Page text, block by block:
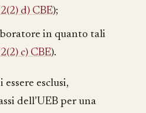
d) CBE);
in quanto tali
c) CBE).
esclusi,
dell’UEB per una